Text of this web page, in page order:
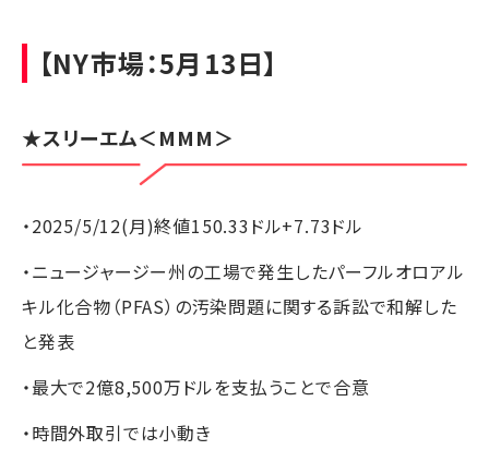
【NY市場：5月13日】
★スリーエム＜MMM＞
・2025/5/12(月)終値150.33ドル+7.73ドル
・ニュージャージー州の工場で発生したパーフルオロアル
キル化合物（PFAS）の汚染問題に関する訴訟で和解した
と発表
・最大で2億8,500万ドルを支払うことで合意
・時間外取引では小動き